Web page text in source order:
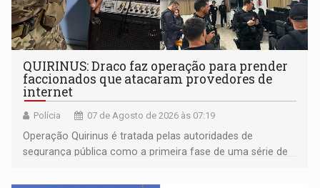
QUIRINUS: Draco faz operação para prender
faccionados que atacaram provedores de
internet
Polícia 07 de Agosto de 2026 às 07:19
Operação Quirinus é tratada pelas autoridades de
segurança pública como a primeira fase de uma série de